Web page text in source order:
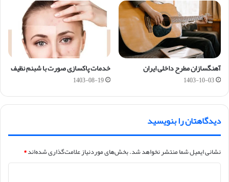
آهنگسازان مطرح داخلی ایران
1403-10-03
خدمات پاکسازی صورت با شبنم نظیف
1403-08-19
دیدگاهتان را بنویسید
نشانی ایمیل شما منتشر نخواهد شد.بخش‌های موردنیاز علامت‌گذاری شده‌اند*